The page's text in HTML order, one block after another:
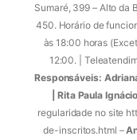
Sumaré, 399 – Alto da
450. Horário de
às 18:00 horas
12:00. |
Responsáveis:
| Rita Paula
regularidade no site
de-inscritos.html –